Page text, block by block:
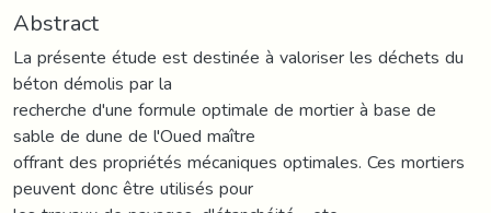
Abstract
La présente étude est destinée à valoriser les déchets du
béton démolis par la
recherche d'une formule optimale de mortier à base de
sable de dune de l'Oued maître
offrant des propriétés mécaniques optimales. Ces mortiers
peuvent donc être utilisés pour